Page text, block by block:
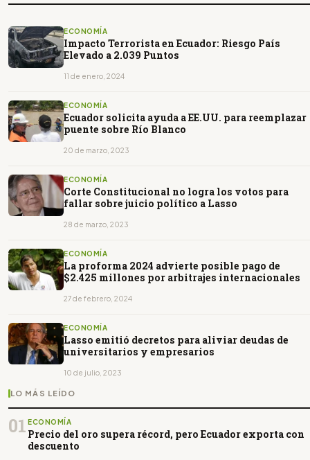
ECONOMÍA
Impacto Terrorista en Ecuador: Riesgo País
Elevado a 2.039 Puntos
11 de enero, 2024
ECONOMÍA
Ecuador solicita ayuda a EE.UU. para reemplazar
puente sobre Río Blanco
20 de marzo, 2023
ECONOMÍA
Corte Constitucional no logra los votos para
fallar sobre juicio político a Lasso
28 de marzo, 2023
ECONOMÍA
La proforma 2024 advierte posible pago de
$2.425 millones por arbitrajes internacionales
27 de febrero, 2024
ECONOMÍA
Lasso emitió decretos para aliviar deudas de
universitarios y empresarios
10 de julio, 2023
LO MÁS LEÍDO
01 ECONOMÍA
Precio del oro supera récord, pero Ecuador exporta con
descuento